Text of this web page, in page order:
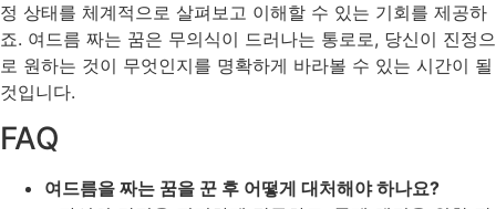
정 상태를 체계적으로 살펴보고 이해할 수 있는 기회를 제공하
죠. 여드름 짜는 꿈은 무의식이 드러나는 통로로, 당신이 진정으
로 원하는 것이 무엇인지를 명확하게 바라볼 수 있는 시간이 될
것입니다.
FAQ
여드름을 짜는 꿈을 꾼 후 어떻게 대처해야 하나요?